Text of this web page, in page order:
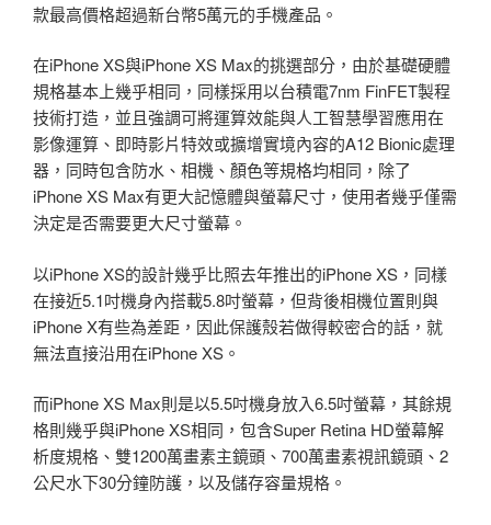
款最高價格超過新台幣5萬元的手機產品。
在iPhone XS與iPhone XS Max的挑選部分，由於基礎硬體
規格基本上幾乎相同，同樣採用以台積電7nm FinFET製程
技術打造，並且強調可將運算效能與人工智慧學習應用在
影像運算、即時影片特效或擴增實境內容的A12 Bionic處理
器，同時包含防水、相機、顏色等規格均相同，除了
iPhone XS Max有更大記憶體與螢幕尺寸，使用者幾乎僅需
決定是否需要更大尺寸螢幕。
以iPhone XS的設計幾乎比照去年推出的iPhone XS，同樣
在接近5.1吋機身內搭載5.8吋螢幕，但背後相機位置則與
iPhone X有些為差距，因此保護殼若做得較密合的話，就
無法直接沿用在iPhone XS。
而iPhone XS Max則是以5.5吋機身放入6.5吋螢幕，其餘規
格則幾乎與iPhone XS相同，包含Super Retina HD螢幕解
析度規格、雙1200萬畫素主鏡頭、700萬畫素視訊鏡頭、2
公尺水下30分鐘防護，以及儲存容量規格。